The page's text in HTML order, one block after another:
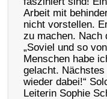
Arbeit mit
nicht vorstellen.
zu machen. Nach
„Soviel und so
Menschen habe
gelacht.
wieder dabei!“
Leiterin Sophie